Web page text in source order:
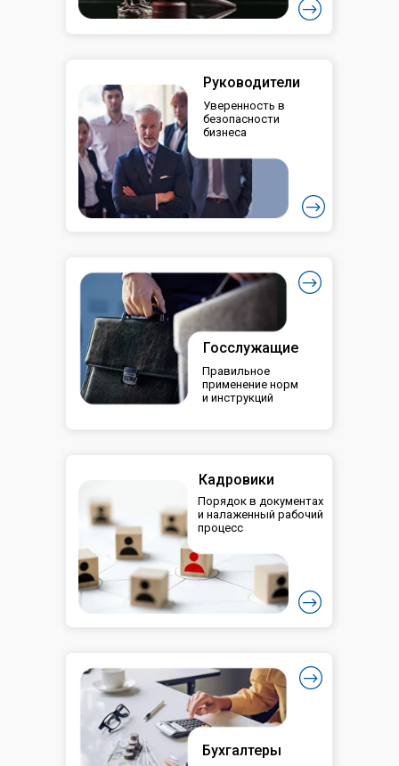
Госслужащие
Правильное
применение норм
и инструкций
Руководители
Уверенность в
безопасности
бизнеса
Бухгалтеры
Кадровики
Порядок в документах
и налаженный рабочий
процесс